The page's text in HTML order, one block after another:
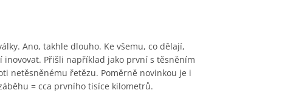
Ano, takhle dlouho. Ke všemu, co dělají,
Přišli například jako první s těsněním
netěsněnému řetězu. Poměrně novinkou je i
= cca prvního tisíce kilometrů.